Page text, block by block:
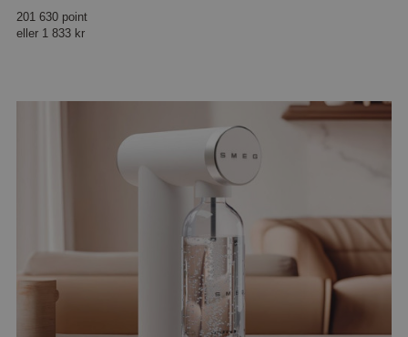
201 630 point
eller 1 833 kr